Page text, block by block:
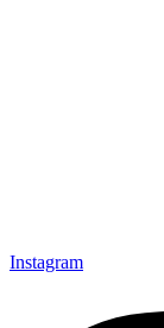
Instagram